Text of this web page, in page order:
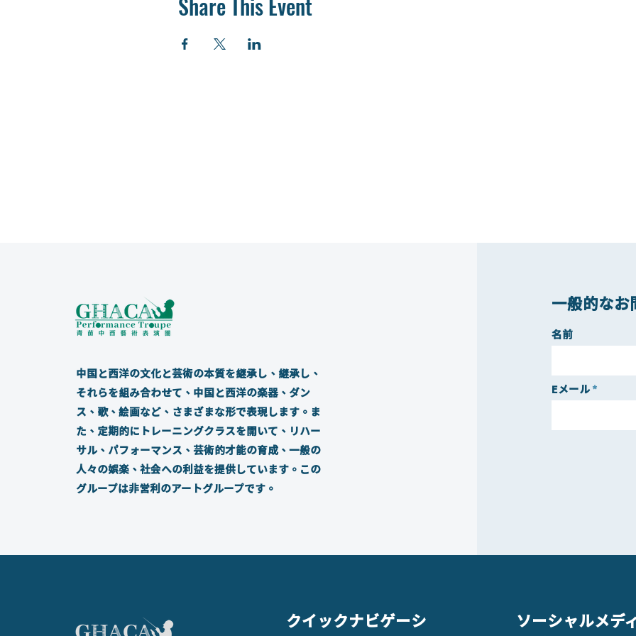
中国と西洋の文化と芸術の本質を継承し、継承し、
それらを組み合わせて、中国と西洋の楽器、ダン
ス、歌、絵画など、さまざまな形で表現します。ま
た、定期的にトレーニングクラスを開いて、リハー
サル、パフォーマンス、芸術的才能の育成、一般の
人々の娯楽、社会への利益を提供しています。この
グループは非営利のアートグループです。
一般的なお
名前
Eメール
クイックナビゲーシ
ソーシャルメデ